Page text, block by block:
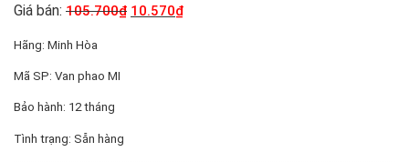
Giá bán: 105.700₫ 10.570₫
Hãng: Minh Hòa
Mã SP: Van phao MI
Bảo hành: 12 tháng
Tình trạng: Sẵn hàng